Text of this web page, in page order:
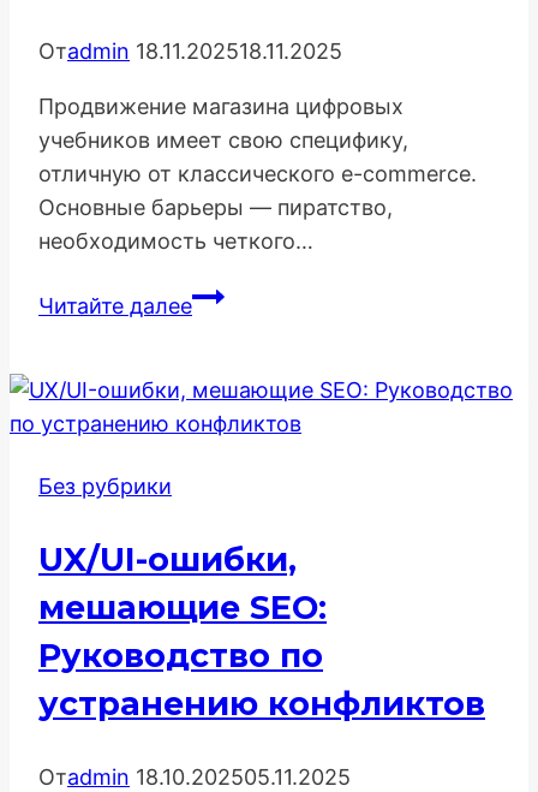
Отadmin 18.11.202518.11.2025
Продвижение магазина цифровых
учебников имеет свою специфику,
отличную от классического e-commerce.
Основные барьеры — пиратство,
необходимость четкого…
Читайте далееSEO-
Магазина
Цифровых
и
Конверсия
Без рубрики
UX/UI-ошибки,
мешающие SEO:
Руководство по
устранению конфликтов
Отadmin 18.10.202505.11.2025